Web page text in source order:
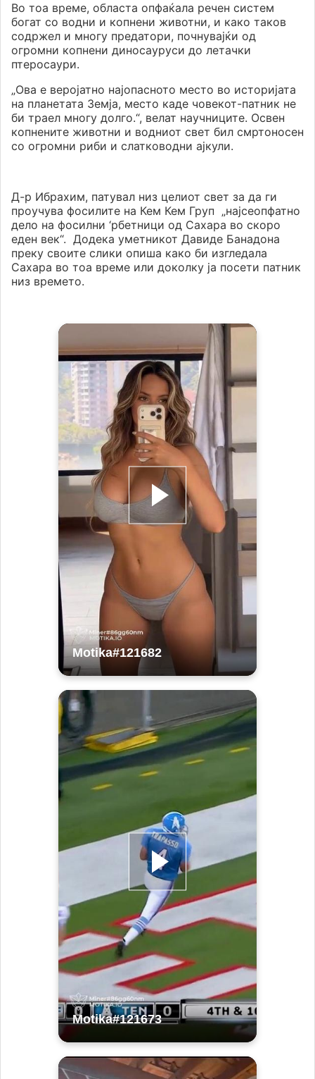
Во тоа време, областа опфаќала речен систем
богат со водни и копнени животни, и како таков
содржел и многу предатори, почнувајќи од
огромни копнени диносауруси до летачки
птеросаури.
„Ова е веројатно најопасното место во историјата
на планетата Земја, место каде човекот-патник не
би траел многу долго.“, велат научниците. Освен
копнените животни и водниот свет бил смртоносен
со огромни риби и слатководни ајкули.
Д-р Ибрахим, патувал низ целиот свет за да ги
проучува фосилите на Кем Кем Груп „најсеопфатно
дело на фосилни ‘рбетници од Сахара во скоро
еден век“. Додека уметникот Давиде Банадона
преку своите слики опиша како би изгледала
Сахара во тоа време или доколку ја посети патник
низ времето.